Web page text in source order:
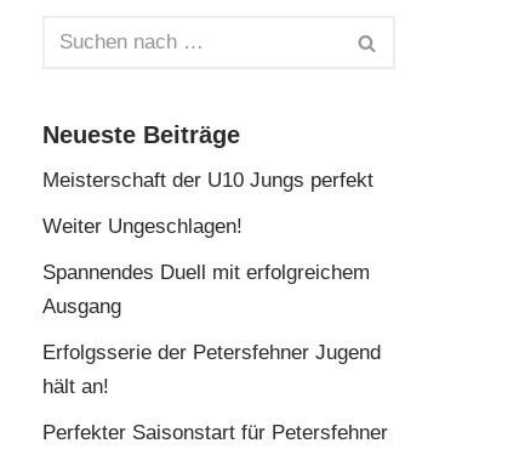
Neueste Beiträge
Meisterschaft der U10 Jungs perfekt
Weiter Ungeschlagen!
Spannendes Duell mit erfolgreichem
Ausgang
Erfolgsserie der Petersfehner Jugend
hält an!
Perfekter Saisonstart für Petersfehner